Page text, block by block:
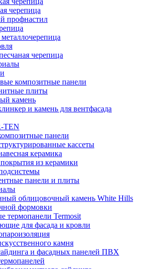
черепица
профнастил
черепица
композитные панели
плиты
камень
и камень для вентфасада
TEN
панели
кассеты
керамика
из керамики
панели и плиты
облицовочный камень White Hills
формовки
термопанели Termosit
для фасада и кровли
камня
и фасадных панелей ПВХ